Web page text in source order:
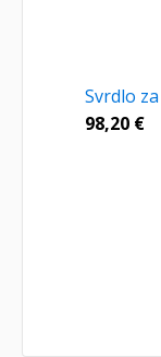
Svrdlo
98,20 €